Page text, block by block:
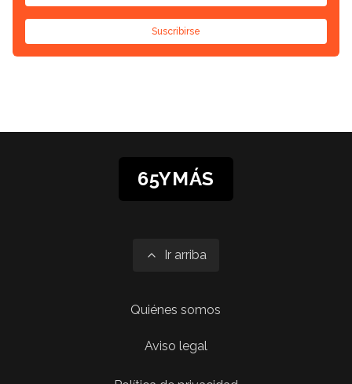
Suscribirse
65YMÁS
Ir arriba
Quiénes somos
Aviso legal